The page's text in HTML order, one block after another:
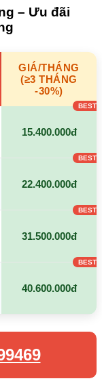
– Ưu đãi
GIÁ/THÁNG
(≥3 THÁNG
-30%)
15.400.000đ
22.400.000đ
31.500.000đ
40.600.000đ